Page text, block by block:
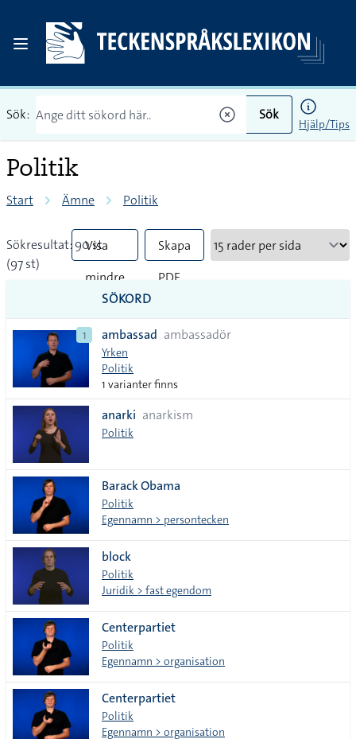
Sök: Sök
Hjälp/Tips
Politik
Start Ämne Politik
Sökresultat: 90 st
(97 st)
Visa
mindre
tecken
Skapa
PDF
SÖKORD
1 ambassad ambassadör
Yrken
Politik
1 varianter finns
anarki anarkism
Politik
Barack Obama
Politik
Egennamn > persontecken
block
Politik
Juridik > fast egendom
Centerpartiet
Politik
Egennamn > organisation
Centerpartiet
Politik
Egennamn > organisation